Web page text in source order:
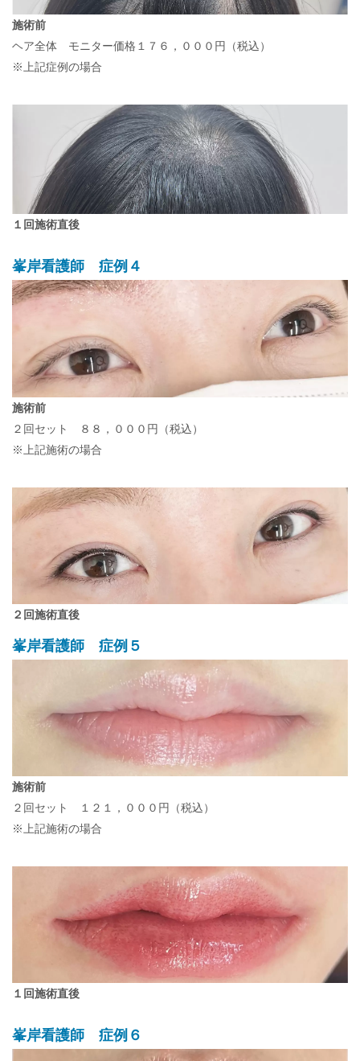
施術前
ヘア全体 モニター価格１７６，０００円（税込）
※上記症例の場合
１回施術直後
峯岸看護師 症例４
施術前
２回セット ８８，０００円（税込）
※上記施術の場合
２回施術直後
峯岸看護師 症例５
施術前
２回セット １２１，０００円（税込）
※上記施術の場合
１回施術直後
峯岸看護師 症例６